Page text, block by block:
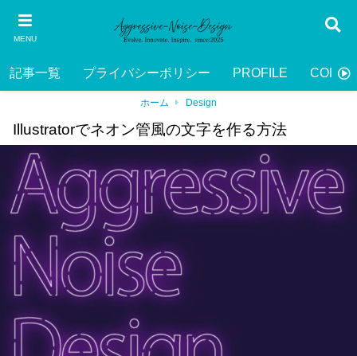
MENU
記事一覧 プライバシーポリシー PROFILE
ホーム Design
Illustratorでネオン管風の文字を作る方法